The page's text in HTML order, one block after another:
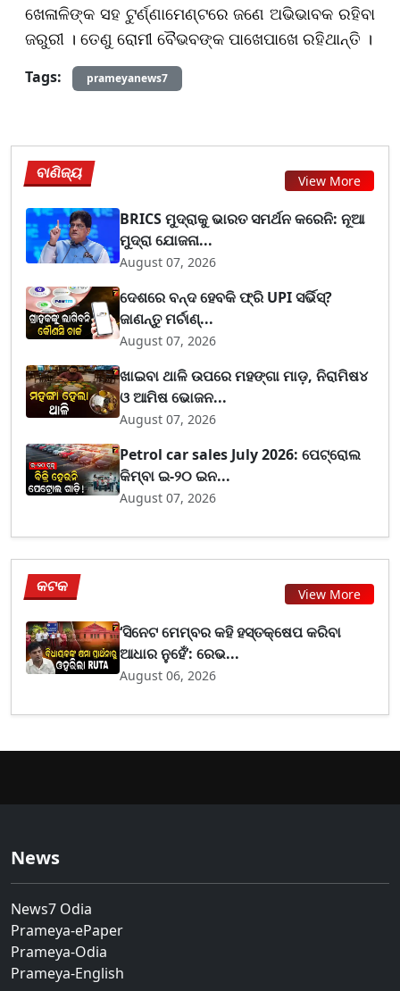
ଖେଳାଳିଙ୍କ ସହ ଟୁର୍ଣ୍ଣାମେଣ୍ଟରେ ଜଣେ ଅଭିଭାବକ ରହିବା
ଜରୁରୀ । ତେଣୁ ରୋମୀ ବୈଭବଙ୍କ ପାଖେପାଖେ ରହିଥାନ୍ତି ।
Tags: prameyanews7
ବାଣିଜ୍ୟ View More
BRICS ମୁଦ୍ରାକୁ ଭାରତ ସମର୍ଥନ କରେନି: ନୂଆ
ମୁଦ୍ରା ଯୋଜନା...
August 07, 2026
ଦେଶରେ ବନ୍ଦ ହେବକି ଫ୍ରି UPI ସର୍ଭିସ୍?
ଜାଣନ୍ତୁ ମର୍ଚାଣ୍...
August 07, 2026
ଖାଇବା ଥାଳି ଉପରେ ମହଙ୍ଗା ମାଡ଼, ନିରାମିଷ୪
ଓ ଆମିଷ ଭୋଜନ...
August 07, 2026
Petrol car sales July 2026: ପେଟ୍ରୋଲ
କିମ୍ବା ଇ-୨୦ ଇନ...
August 07, 2026
କଟକ View More
‘ସିନେଟ ମେମ୍ବର କହି ହସ୍ତକ୍ଷେପ କରିବା
ଆଧାର ନୁହେଁ’: ରେଭ...
August 06, 2026
News
News7 Odia
Prameya-ePaper
Prameya-Odia
Prameya-English